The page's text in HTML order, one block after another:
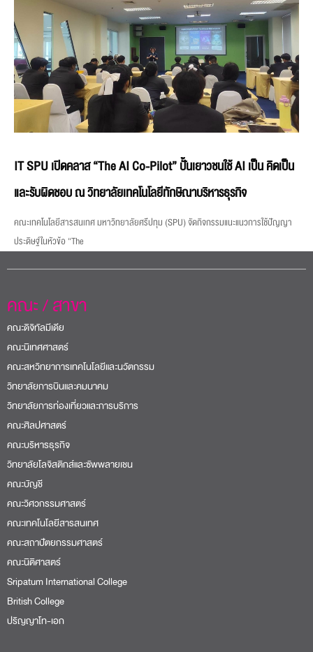
IT SPU เปิดคลาส “The AI Co-Pilot” ปั้นเยาวชนใช้ AI เป็น คิดเป็น
และรับผิดชอบ ณ วิทยาลัยเทคโนโลยีทักษิณาบริหารธุรกิจ
คณะเทคโนโลยีสารสนเทศ มหาวิทยาลัยศรีปทุม (SPU) จัดกิจกรรมแนะแนวการใช้ปัญญา
ประดิษฐ์ในหัวข้อ “The
คณะ / สาขา
คณะดิจิทัลมีเดีย
คณะนิเทศศาสตร์
คณะสหวิทยาการเทคโนโลยีและนวัตกรรม
วิทยาลัยการบินและคมนาคม
วิทยาลัยการท่องเที่ยวและการบริการ
คณะศิลปศาสตร์
คณะบริหารธุรกิจ
วิทยาลัยโลจิสติกส์และซัพพลายเชน
คณะบัญชี
คณะวิศวกรรมศาสตร์
คณะเทคโนโลยีสารสนเทศ
คณะสถาปัตยกรรมศาสตร์
คณะนิติศาสตร์
Sripatum International College
British College
ปริญญาโท-เอก